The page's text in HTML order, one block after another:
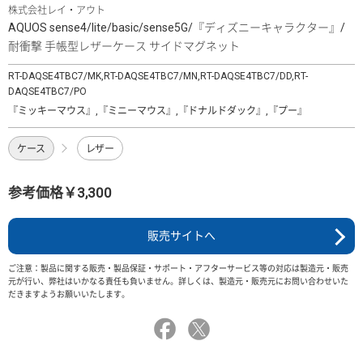
株式会社レイ・アウト
AQUOS sense4/lite/basic/sense5G/『ディズニーキャラクター』/
耐衝撃 手帳型レザーケース サイドマグネット
RT-DAQSE4TBC7/MK,RT-DAQSE4TBC7/MN,RT-DAQSE4TBC7/DD,RT-
DAQSE4TBC7/PO
『ミッキーマウス』,『ミニーマウス』,『ドナルドダック』,『プー』
ケース レザー
参考価格￥3,300
販売サイトへ
ご注意：製品に関する販売・製品保証・サポート・アフターサービス等の対応は製造元・販売
元が行い、弊社はいかなる責任も負いません。詳しくは、製造元・販売元にお問い合わせいた
だきますようお願いいたします。